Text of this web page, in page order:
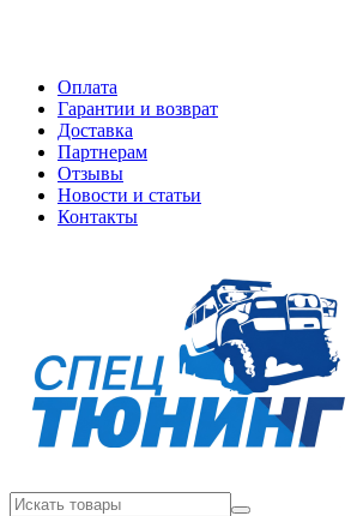
Оплата
Гарантии и возврат
Доставка
Партнерам
Отзывы
Новости и статьи
Контакты